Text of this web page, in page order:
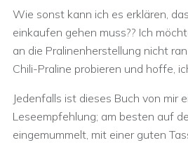
Wie sonst kann ich es erklären,
einkaufen gehen muss?? Ich
an die Pralinenherstellung nicht
Chili-Praline probieren und hoffe,
Jedenfalls ist dieses Buch von mir
Leseempfehlung; am besten auf
eingemummelt, mit einer guten